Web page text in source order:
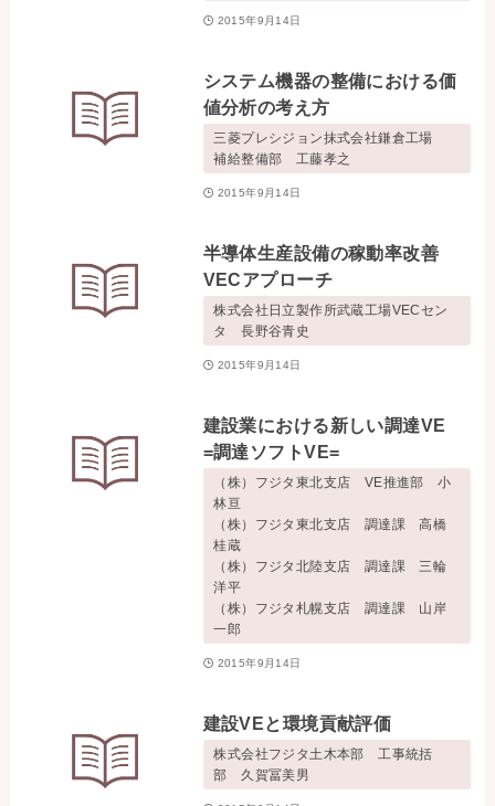
2015年9月14日
システム機器の整備における価
値分析の考え方
三菱プレシジョン抹式会社鎌倉工場
補給整備部 工藤孝之
2015年9月14日
半導体生産設備の稼動率改善
VECアプローチ
株式会社日立製作所武蔵工場VECセン
タ 長野谷青史
2015年9月14日
建設業における新しい調達VE
=調達ソフトVE=
（株）フジタ東北支店 VE推進部 小
林亘
（株）フジタ東北支店 調達課 高橋
桂蔵
（株）フジタ北陸支店 調達課 三輪
洋平
（株）フジタ札幌支店 調達課 山岸
一郎
2015年9月14日
建設VEと環境貢献評価
株式会社フジタ土木本部 工事統括
部 久賀冨美男